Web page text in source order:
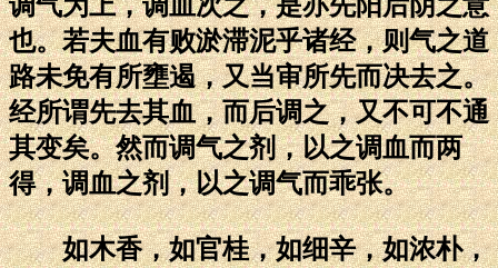
也。若夫血有败淤滞泥乎诸经，则气之道
路未免有所壅遏，又当审所先而决去之。
经所谓先去其血，而后调之，又不可不通
其变矣。然而调气之剂，以之调血而两
得，调血之剂，以之调气而乖张。
如木香，如官桂，如细辛，如浓朴，